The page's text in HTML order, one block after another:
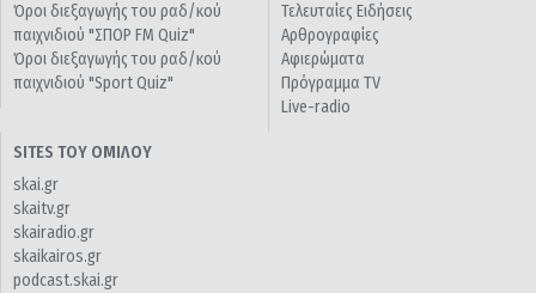
Όροι διεξαγωγής του ραδ/κού
παιχνιδιού "ΣΠΟΡ FM Quiz"
Όροι διεξαγωγής του ραδ/κού
παιχνιδιού "Sport Quiz"
Τελευταίες Ειδήσεις
Αρθρογραφίες
Αφιερώματα
Πρόγραμμα TV
Live-radio
SITES ΤΟΥ ΟΜΙΛΟΥ
skai.gr
skaitv.gr
skairadio.gr
skaikairos.gr
podcast.skai.gr